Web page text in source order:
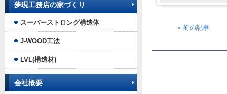
« 前の記事
夢現工務店の家づくり
スーパーストロング構造体
J-WOOD工法
LVL(構造材)
会社概要